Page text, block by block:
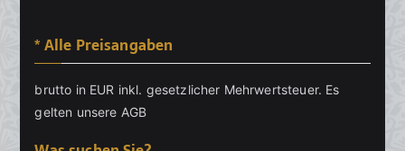
* Alle Preisangaben
brutto in EUR inkl. gesetzlicher Mehrwertsteuer. Es
gelten unsere AGB